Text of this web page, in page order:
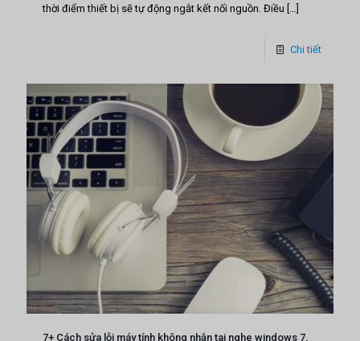
thời điểm thiết bị sẽ tự động ngắt kết nối nguồn. Điều […]
Chi tiết
7+ Cách sửa lỗi máy tính không nhận tai nghe windows 7,